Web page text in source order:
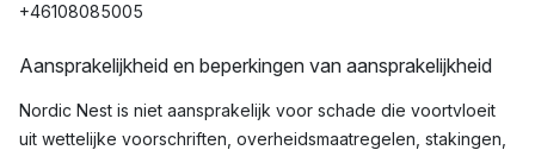
+46108085005
Aansprakelijkheid en beperkingen van aansprakelijkheid
Nordic Nest is niet aansprakelijk voor schade die voortvloeit
uit wettelijke voorschriften, overheidsmaatregelen, stakingen,